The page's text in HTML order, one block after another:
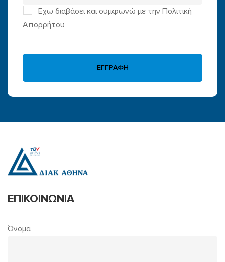
Έχω διαβάσει και συμφωνώ με την Πολιτική
Απορρήτου
ΕΓΓΡΑΦΗ
ΕΠΙΚΟΙΝΩΝΙΑ
Όνομα